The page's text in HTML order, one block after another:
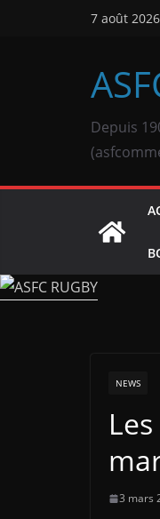
7 août 2026
Depuis
NEWS
3 mars